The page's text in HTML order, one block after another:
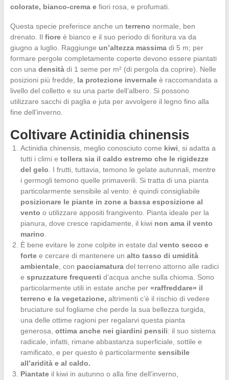
colorate, bianco-crema efiori rosa, e profumati.
Questa specie preferisce anche un terreno normale, ben
drenato. Il fioreè bianco e il suo periodo di fioritura va da
giugno a luglio. Raggiunge un’altezza massimadi 5 m; per
formare pergole completamente coperte devono essere piantati
con una densitàdi 1 seme per m² (di pergola da coprire). Nelle
posizioni più fredde, la protezione invernaleè raccomandata a
livello del colletto e su una parte dell’albero. Si possono
utilizzare sacchi di paglia e juta per avvolgere il legno fino alla
fine dell’inverno.
Coltivare Actinidia chinensis
Actinidia chinensis, meglio conosciuto come kiwi, si adatta a
tutti i climi e tollera sia il caldo estremo che le rigidezze
del gelo. I frutti, tuttavia, temono le gelate autunnali, mentre
i germogli temono quelle primaverili. Si tratta di una pianta
particolarmente sensibile al vento: è quindi consigliabile
posizionare le piante in zone a bassa esposizione al
vento o utilizzare appositi frangivento. Pianta ideale per la
pianura, dove cresce rapidamente, il kiwi non ama il vento
marino.
È bene evitare le zone colpite in estate dal vento secco e
fortee cercare di mantenere un alto tasso di umidità
ambientale, con pacciamaturadel terreno attorno alle radici
e spruzzature frequenti d’acqua anche sulla chioma. Sono
particolarmente utili in estate anche per «raffreddare» il
terreno e la vegetazione, altrimenti c’è il rischio di vedere
bruciature sul fogliame che perde la sua bellezza turgida,
una delle ottime ragioni per regalarvi questa pianta
generosa, ottima anche nei giardini pensili: il suo sistema
radicale, infatti, rimane abbastanza superficiale, sottile e
ramificato, e per questo è particolarmente sensibile
all’aridità e al caldo.
Piantateil kiwi in autunno o alla fine dell’inverno,